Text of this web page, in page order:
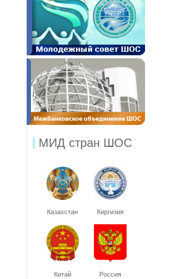
МИД стран ШОС
Казахстан Киргизия
Китай Россия